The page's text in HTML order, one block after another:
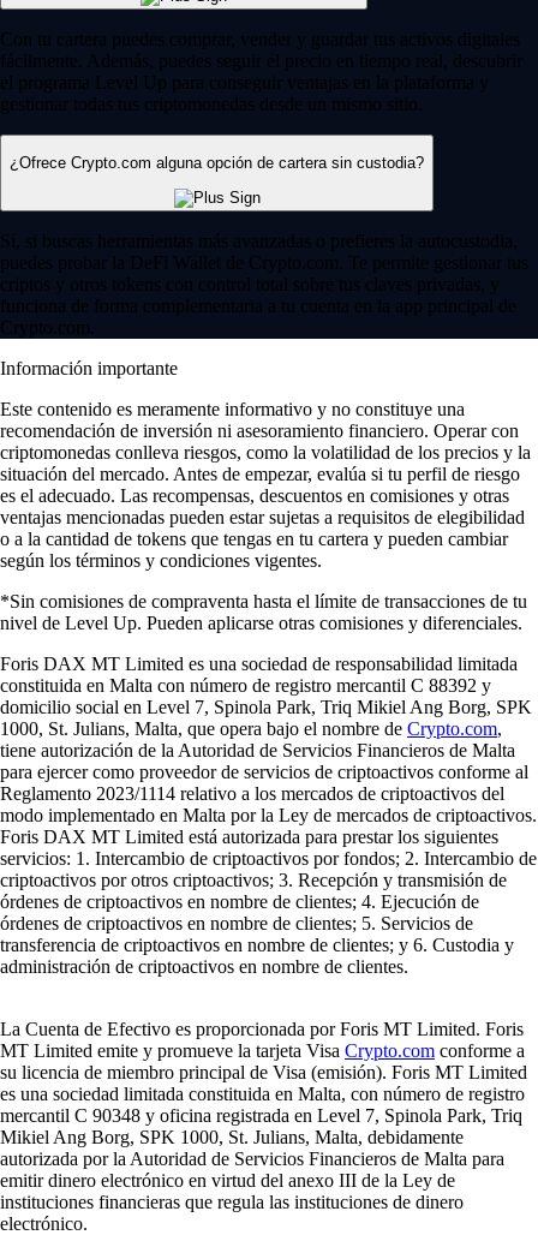
Con tu cartera puedes comprar, vender y guardar tus activos digitales
fácilmente. Además, puedes seguir el precio en tiempo real, descubrir
el programa Level Up para conseguir ventajas en la plataforma y
gestionar todas tus criptomonedas desde un mismo sitio.
¿Ofrece Crypto.com alguna opción de cartera sin custodia?
Sí, si buscas herramientas más avanzadas o prefieres la autocustodia,
puedes probar la DeFi Wallet de Crypto.com. Te permite gestionar tus
criptos y otros tokens con control total sobre tus claves privadas, y
funciona de forma complementaria a tu cuenta en la app principal de
Crypto.com.
Información importante
Este contenido es meramente informativo y no constituye una
recomendación de inversión ni asesoramiento financiero. Operar con
criptomonedas conlleva riesgos, como la volatilidad de los precios y la
situación del mercado. Antes de empezar, evalúa si tu perfil de riesgo
es el adecuado. Las recompensas, descuentos en comisiones y otras
ventajas mencionadas pueden estar sujetas a requisitos de elegibilidad
o a la cantidad de tokens que tengas en tu cartera y pueden cambiar
según los términos y condiciones vigentes.
*Sin comisiones de compraventa hasta el límite de transacciones de tu
nivel de Level Up. Pueden aplicarse otras comisiones y diferenciales.
Foris DAX MT Limited es una sociedad de responsabilidad limitada
constituida en Malta con número de registro mercantil C 88392 y
domicilio social en Level 7, Spinola Park, Triq Mikiel Ang Borg, SPK
1000, St. Julians, Malta, que opera bajo el nombre de Crypto.com,
tiene autorización de la Autoridad de Servicios Financieros de Malta
para ejercer como proveedor de servicios de criptoactivos conforme al
Reglamento 2023/1114 relativo a los mercados de criptoactivos del
modo implementado en Malta por la Ley de mercados de criptoactivos.
Foris DAX MT Limited está autorizada para prestar los siguientes
servicios: 1. Intercambio de criptoactivos por fondos; 2. Intercambio de
criptoactivos por otros criptoactivos; 3. Recepción y transmisión de
órdenes de criptoactivos en nombre de clientes; 4. Ejecución de
órdenes de criptoactivos en nombre de clientes; 5. Servicios de
transferencia de criptoactivos en nombre de clientes; y 6. Custodia y
administración de criptoactivos en nombre de clientes.
La Cuenta de Efectivo es proporcionada por Foris MT Limited. Foris
MT Limited emite y promueve la tarjeta Visa Crypto.com conforme a
su licencia de miembro principal de Visa (emisión). Foris MT Limited
es una sociedad limitada constituida en Malta, con número de registro
mercantil C 90348 y oficina registrada en Level 7, Spinola Park, Triq
Mikiel Ang Borg, SPK 1000, St. Julians, Malta, debidamente
autorizada por la Autoridad de Servicios Financieros de Malta para
emitir dinero electrónico en virtud del anexo III de la Ley de
instituciones financieras que regula las instituciones de dinero
electrónico.